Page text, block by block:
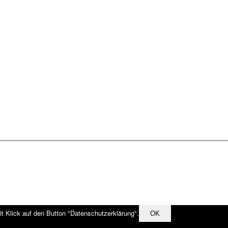
Klick auf den Button "Datenschutzerklärung". OK